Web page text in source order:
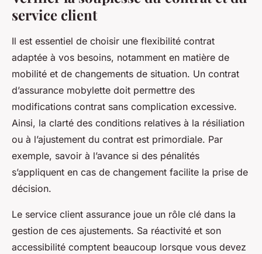
service client
Il est essentiel de choisir une flexibilité contrat
adaptée à vos besoins, notamment en matière de
mobilité et de changements de situation. Un contrat
d’assurance mobylette doit permettre des
modifications contrat sans complication excessive.
Ainsi, la clarté des conditions relatives à la résiliation
ou à l’ajustement du contrat est primordiale. Par
exemple, savoir à l’avance si des pénalités
s’appliquent en cas de changement facilite la prise de
décision.
Le service client assurance joue un rôle clé dans la
gestion de ces ajustements. Sa réactivité et son
accessibilité comptent beaucoup lorsque vous devez